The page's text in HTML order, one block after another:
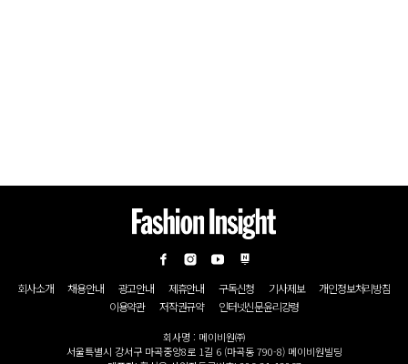
회사소개 채용안내 광고안내 제휴안내 구독신청 기사제보
개인정보처리방침
이용약관
저작권규약 인터넷신문윤리강령
회사명 : 메이비원㈜
서울특별시 강서구 마곡중앙8로 1길 6 (마곡동 790-8) 메이비원빌딩